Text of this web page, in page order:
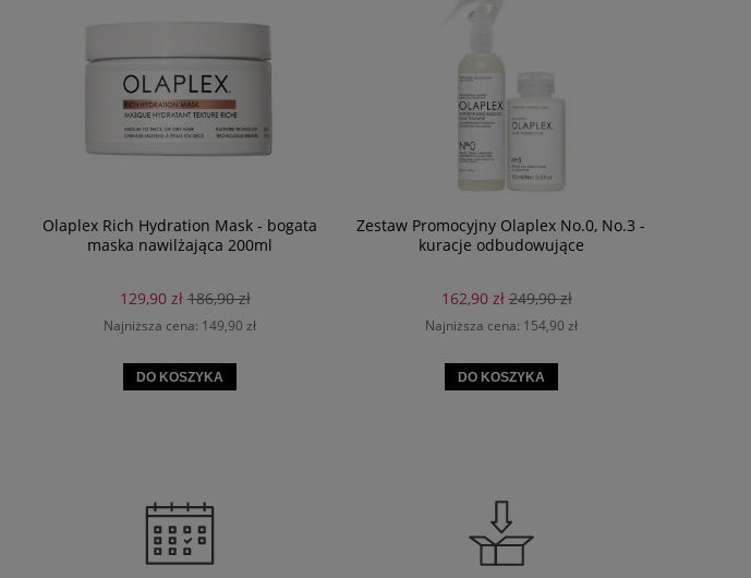
Olaplex Rich Hydration Mask - bogata
maska nawilżająca 200ml
129,90 zł 186,90 zł
Najniższa cena: 149,90 zł
DO KOSZYKA
Zestaw Promocyjny Olaplex No.0, No.3 -
kuracje odbudowujące
162,90 zł 249,90 zł
Najniższa cena: 154,90 zł
DO KOSZYKA